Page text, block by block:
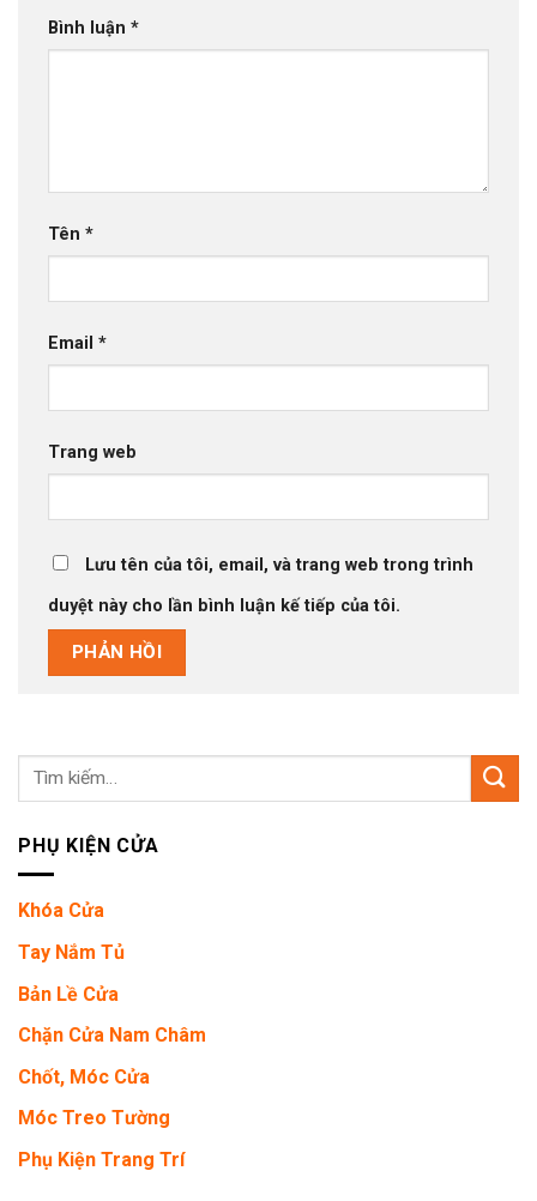
Bình luận *
Tên *
Email *
Trang web
Lưu tên của tôi, email, và trang web trong trình
duyệt này cho lần bình luận kế tiếp của tôi.
Tìm
PHỤ KIỆN CỬA
Khóa Cửa
Tay Nắm Tủ
Bản Lề Cửa
Chặn Cửa Nam Châm
Chốt, Móc Cửa
Móc Treo Tường
Phụ Kiện Trang Trí